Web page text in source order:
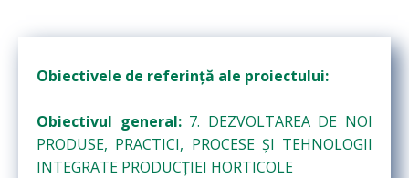
Obiectivele de referință ale proiectului:
Obiectivul general:7. DEZVOLTAREA DE NOI
PRODUSE, PRACTICI, PROCESE ŞI TEHNOLOGII
INTEGRATE PRODUCȚIEI HORTICOLE